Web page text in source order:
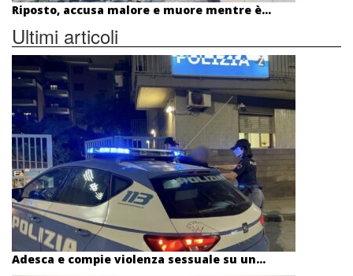
Riposto, accusa malore e muore mentre è...
Ultimi articoli
Adesca e compie violenza sessuale su un...